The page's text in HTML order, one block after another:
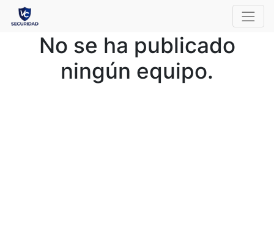
No se ha publicado
ningún equipo.